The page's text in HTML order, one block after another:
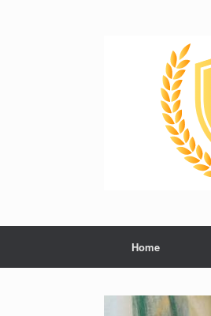
Home